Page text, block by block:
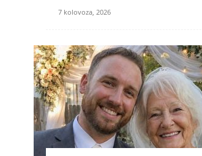
7 kolovoza, 2026